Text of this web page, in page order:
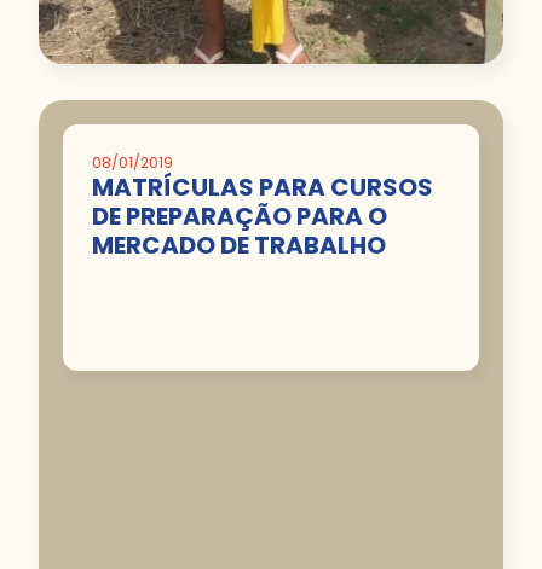
08/01/2019
MATRÍCULAS PARA CURSOS
DE PREPARAÇÃO PARA O
MERCADO DE TRABALHO